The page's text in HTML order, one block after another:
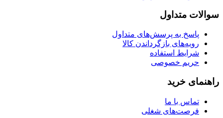
سوالات متداول
پاسخ به پرسش‌های متداول
رویه‌های بازگرداندن کالا
شرایط استفاده
حریم خصوصی
راهنمای خرید
تماس با ما
فرصت‌های شغلی